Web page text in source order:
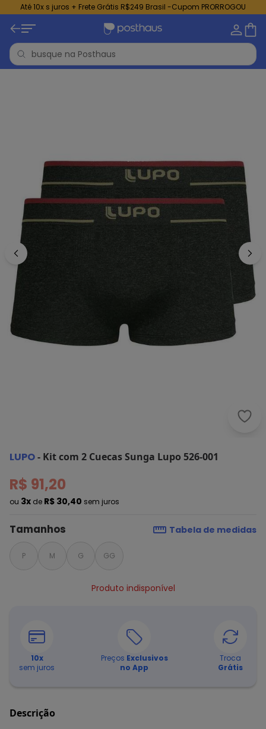
Até 10x s juros + Frete Grátis R$249 Brasil -Cupom PRORROGOU
LUPO- Kit com 2 Cuecas Sunga Lupo 526-001
R$ 91,20
ou 3x de R$ 30,40 sem juros
Tamanhos Tabela de medidas
P M G GG
Produto indisponível
10x
sem juros
Preços Exclusivos
no App
Troca
Grátis
Descrição